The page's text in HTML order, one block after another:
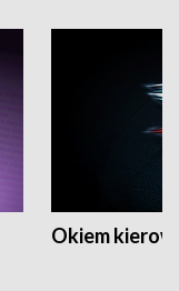
Okiem